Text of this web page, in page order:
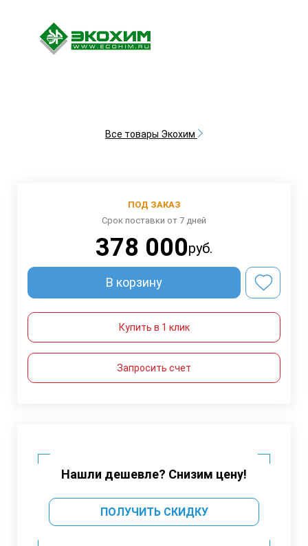
Все товары Экохим
ПОД ЗАКАЗ
Срок поставки от 7 дней
378 000руб.
В корзину
Купить в 1 клик
Запросить счет
Нашли дешевле? Снизим цену!
ПОЛУЧИТЬ СКИДКУ